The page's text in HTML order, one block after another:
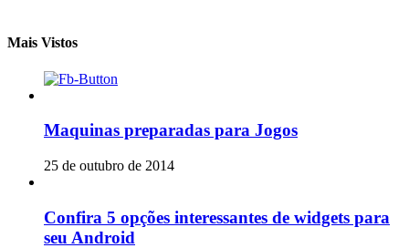
Mais Vistos
Maquinas preparadas para Jogos
25 de outubro de 2014
Confira 5 opções interessantes de widgets para
seu Android